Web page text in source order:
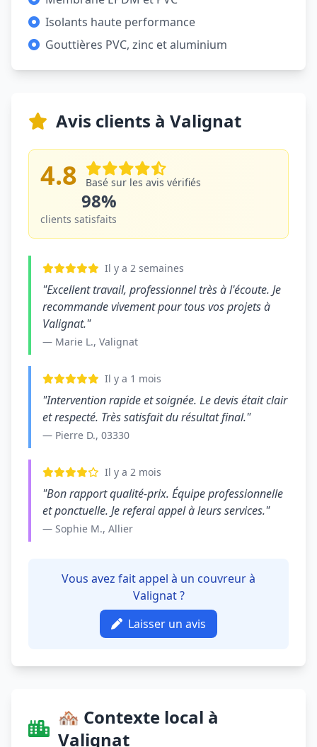
Isolants haute performance
Gouttières PVC, zinc et aluminium
Avis clients à Valignat
4.8 Basé sur les avis vérifiés
98%
clients satisfaits
Il y a 2 semaines
"Excellent travail, professionnel très à l'écoute. Je
recommande vivement pour tous vos projets à
Valignat."
— Marie L., Valignat
Il y a 1 mois
"Intervention rapide et soignée. Le devis était clair
et respecté. Très satisfait du résultat final."
— Pierre D., 03330
Il y a 2 mois
"Bon rapport qualité-prix. Équipe professionnelle
et ponctuelle. Je referai appel à leurs services."
— Sophie M., Allier
Vous avez fait appel à un couvreur à
Valignat ?
Laisser un avis
🏘️ Contexte local à
Valignat